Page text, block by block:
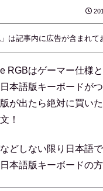
」は記事内に広告が含まれて
RGBはゲーマー仕様
本語版キーボードが
が出たら絶対に買い
！
どしない限り日本語
本語版キーボードの方